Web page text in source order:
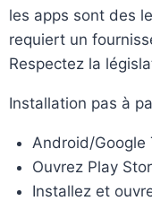
les apps sont des
requiert un
Respectez la
Installation pas à
Android/Google
Ouvrez Play
Installez et